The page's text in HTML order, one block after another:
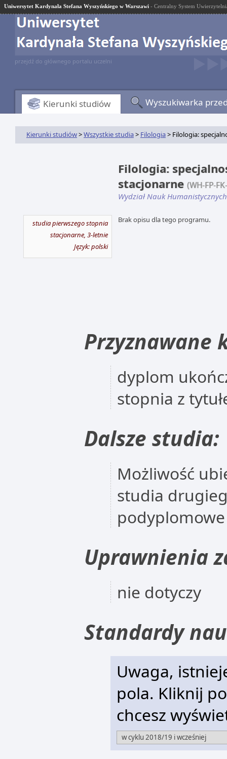
Uniwersytet Kardynała Stefana Wyszyńskiego w Warszawi - Centralny System
przejdź do głównego portalu uczelni
Kierunki studiów Wyszukiwarka
Kierunki studiów>Wszystkie studia> Filologia> Filologia:
Filologia:
stacjonarne (WH-FP-
Wydział Nauk Humanistycznych
studia pierwszego stopnia
stacjonarne, 3-letnie
Język: polski
Brak opisu dla tego programu.
Przyznawane
dyplom
stopnia z
Dalsze studia:
Możliwość
studia
podyplomowe
Uprawnienia
nie dotyczy
Standardy
Uwaga,
pola. Kliknij
chcesz